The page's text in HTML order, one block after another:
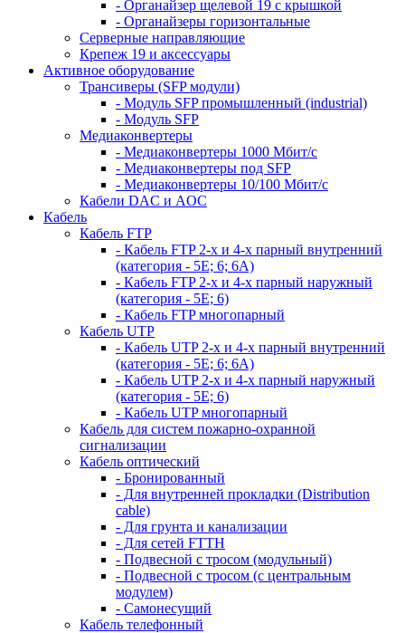
- Органайзер щелевой 19 с крышкой
- Органайзеры горизонтальные
Серверные направляющие
Крепеж 19 и аксессуары
Активное оборудование
Трансиверы (SFP модули)
- Модуль SFP промышленный (industrial)
- Модуль SFP
Медиаконвертеры
- Медиаконвертеры 1000 Мбит/с
- Медиаконвертеры под SFP
- Медиаконвертеры 10/100 Мбит/с
Кабели DAC и AOC
Кабель
Кабель FTP
- Кабель FTP 2-х и 4-х парный внутренний
(категория - 5Е; 6; 6А)
- Кабель FTP 2-х и 4-х парный наружный
(категория - 5Е; 6)
- Кабель FTP многопарный
Кабель UTP
- Кабель UTP 2-х и 4-х парный внутренний
(категория - 5Е; 6; 6А)
- Кабель UTP 2-х и 4-х парный наружный
(категория - 5Е; 6)
- Кабель UTP многопарный
Кабель для систем пожарно-охранной
сигнализации
Кабель оптический
- Бронированный
- Для внутренней прокладки (Distribution
cable)
- Для грунта и канализации
- Для сетей FTTH
- Подвесной с тросом (модульный)
- Подвесной с тросом (с центральным
модулем)
- Самонесущий
Кабель телефонный